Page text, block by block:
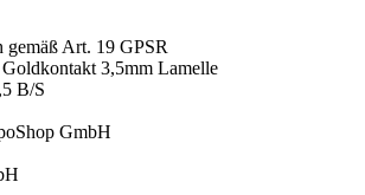
Art. 19 GPSR
3,5mm Lamelle
B/S
GmbH